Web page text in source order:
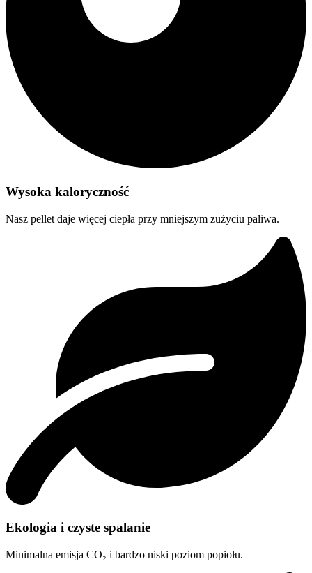
Wysoka kaloryczność
Nasz pellet daje więcej ciepła przy mniejszym zużyciu paliwa.
Ekologia i czyste spalanie
Minimalna emisja CO₂ i bardzo niski poziom popiołu.